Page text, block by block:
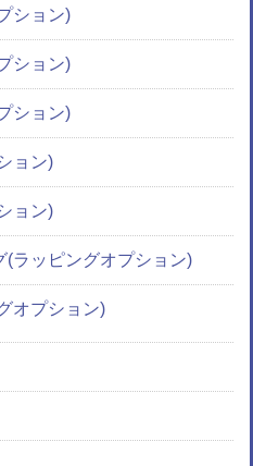
ション)
ション)
ション)
ョン)
ョン)
(ラッピングオプション)
オプション)